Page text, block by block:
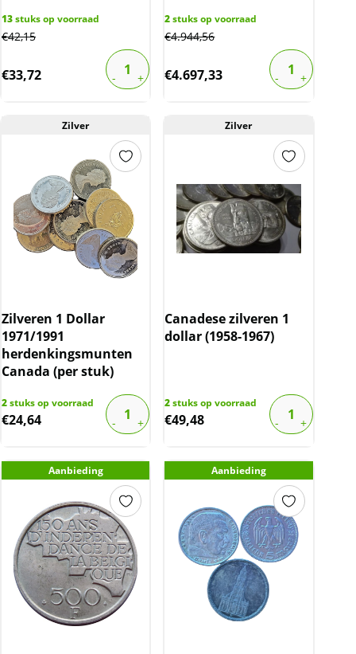
13stuks op voorraad
€42,15
€33,72
2stuks op voorraad
€4.944,56
€4.697,33
Zilver
Zilveren 1 Dollar
1971/1991
herdenkingsmunten
Canada (per stuk)
2stuks op voorraad
€24,64
Zilver
Canadese zilveren 1
dollar (1958-1967)
2stuks op voorraad
€49,48
Aanbieding Aanbieding